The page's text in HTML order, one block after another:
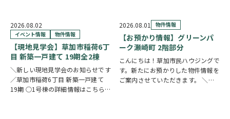
https://www.century21soka.com/st/s…一戸建て】です。 草加市民ハウジ
ングでは、草加市・八潮市を中心
に、当日ご案内可能な完…
2026.08.02
イベント情報 物件情報
【現地見学会】草加市稲荷6丁
目 新築一戸建て 19期全2棟
＼新しい現地見学会のお知らせです
／草加市稲荷6丁目 新築一戸建て
19期 ○1号棟の詳細情報はこちら
2026.08.01 物件情報
【お預かり情報】グリーンパ
ーク瀬崎町 2階部分
こんにちは！草加市民ハウジングで
す。新たにお預かりした物件情報を
ご案内させていただきます。 ＼弊